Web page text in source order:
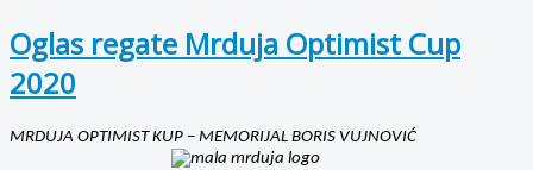
Oglas regate Mrduja Optimist Cup
2020
MRDUJA OPTIMIST KUP – MEMORIJAL BORIS VUJNOVIĆ